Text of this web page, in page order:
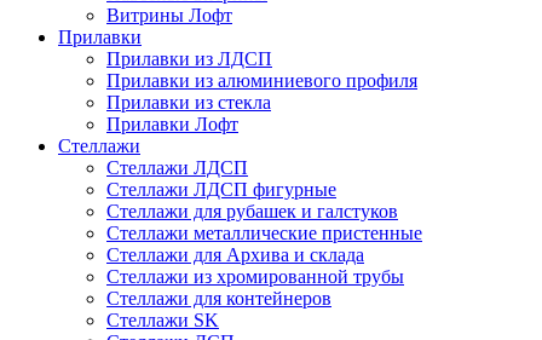
Витрины Лофт
Прилавки
Прилавки из ЛДСП
Прилавки из алюминиевого профиля
Прилавки из стекла
Прилавки Лофт
Стеллажи
Стеллажи ЛДСП
Стеллажи ЛДСП фигурные
Стеллажи для рубашек и галстуков
Стеллажи металлические пристенные
Стеллажи для Архива и склада
Стеллажи из хромированной трубы
Стеллажи для контейнеров
Стеллажи SK